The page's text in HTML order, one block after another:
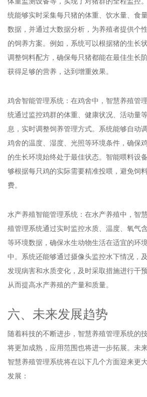
统能够实时采集每只猪的体重、饮水量、食
数据，并通过大数据分析，为养殖者提供个
的饲养方案。例如，系统可以根据猪的生长
调整饲料配方，确保每只猪都能在最佳生长
获得足够的营养，达到增重效果。
鸡舍智能管理系统：在鸡舍中，智慧养殖管
统通过监控鸡群的体重、健康状况、活动量
息，实时调整饲养管理方式。系统能够自动
鸡舍的温度、湿度、光照等环境条件，确保
的生长环境始终处于最佳状态。智能喂料设
够根据每只鸡的实际需要精准投喂，避免饲
费。
水产养殖智能管理系统：在水产养殖中，智
殖管理系统通过实时监控水质、温度、氧气
等环境数据，确保水生动物生活在适宜的环境
中。系统还能够通过摄像头监控水下情况，
发现病害和水质变化，及时采取措施进行干预
从而提高水产养殖的产量和质量。
六、未来发展趋势
随着科技的不断进步，智慧养殖管理系统的
将更加成熟，应用范围也将进一步拓展。未来
智慧养殖管理系统将在以下几个方面迎来更
发展：